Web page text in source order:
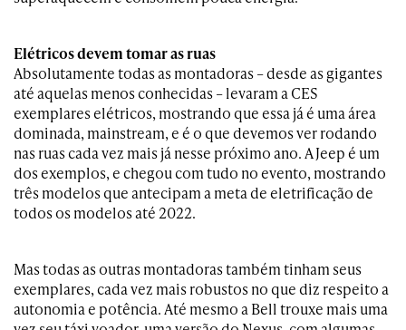
Elétricos devem tomar as ruas
Absolutamente todas as montadoras – desde as gigantes
até aquelas menos conhecidas – levaram a CES
exemplares elétricos, mostrando que essa já é uma área
dominada, mainstream, e é o que devemos ver rodando
nas ruas cada vez mais já nesse próximo ano. A Jeep é um
dos exemplos, e chegou com tudo no evento, mostrando
três modelos que antecipam a meta de eletrificação de
todos os modelos até 2022.
Mas todas as outras montadoras também tinham seus
exemplares, cada vez mais robustos no que diz respeito a
autonomia e potência. Até mesmo a Bell trouxe mais uma